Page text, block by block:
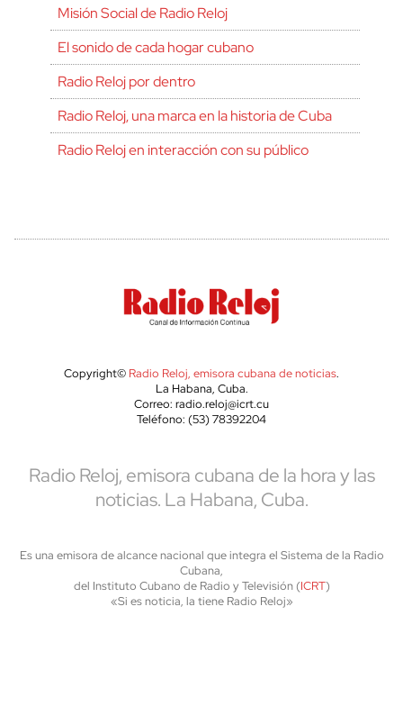
Misión Social de Radio Reloj
El sonido de cada hogar cubano
Radio Reloj por dentro
Radio Reloj, una marca en la historia de Cuba
Radio Reloj en interacción con su público
Copyright© Radio Reloj, emisora cubana de noticias.
La Habana, Cuba.
Correo: radio.reloj@icrt.cu
Teléfono: (53) 78392204
Radio Reloj, emisora cubana de la hora y las
noticias. La Habana, Cuba.
Es una emisora de alcance nacional que integra el Sistema de la Radio
Cubana,
del Instituto Cubano de Radio y Televisión (ICRT)
«Si es noticia, la tiene Radio Reloj»